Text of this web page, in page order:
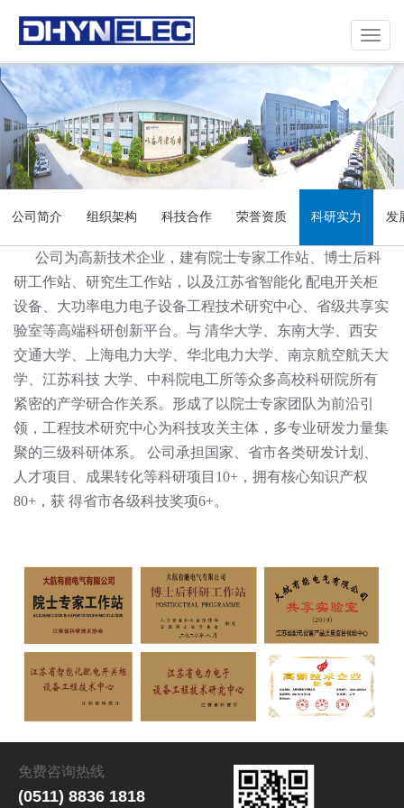
Toggle
公司简介 组织架构 科技合作 荣誉资质 科研实力 发
公司为高新技术企业，建有院士专家工作站、博士后科
研工作站、研究生工作站，以及江苏省智能化 配电开关柜
设备、大功率电力电子设备工程技术研究中心、省级共享实
验室等高端科研创新平台。与 清华大学、东南大学、西安
交通大学、上海电力大学、华北电力大学、南京航空航天大
学、江苏科技 大学、中科院电工所等众多高校科研院所有
紧密的产学研合作关系。形成了以院士专家团队为前沿引
领，工程技术研究中心为科技攻关主体，多专业研发力量集
聚的三级科研体系。 公司承担国家、省市各类研发计划、
人才项目、成果转化等科研项目10+，拥有核心知识产权
80+，获 得省市各级科技奖项6+。
免费咨询热线
(0511) 8836 1818